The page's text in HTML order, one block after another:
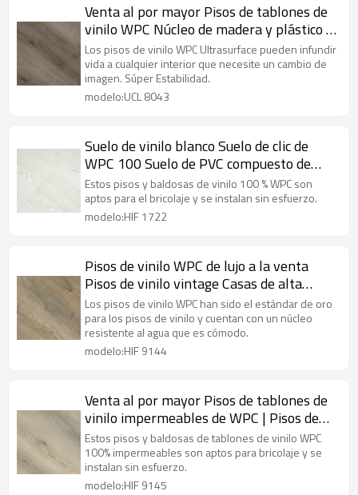
Venta al por mayor Pisos de tablones de
vinilo WPC Núcleo de madera y plástico |
Fabricante de pisos de PVC | Duradero
Impermeable Respetuoso con el medio
ambiente Comodidad UCL 8043
Los pisos de vinilo WPC Ultrasurface pueden infundir
vida a cualquier interior que necesite un cambio de
imagen. Súper Estabilidad.
modelo:UCL 8043
Suelo de vinilo blanco Suelo de clic de
WPC 100 Suelo de PVC compuesto de
plástico de madera impermeable para
interiores | Salón Casa HIF 1722
Estos pisos y baldosas de vinilo 100 % WPC son
aptos para el bricolaje y se instalan sin esfuerzo.
modelo:HIF 1722
Pisos de vinilo WPC de lujo a la venta
Pisos de vinilo vintage Casas de alta
gama compuestas de madera y plástico |
Baldosas de suelo de vinilo cálido que
absorben el sonido HIF 9144
Los pisos de vinilo WPC han sido el estándar de oro
para los pisos de vinilo y cuentan con un núcleo
resistente al agua que es cómodo.
modelo:HIF 9144
Venta al por mayor Pisos de tablones de
vinilo impermeables de WPC | Pisos de
baldosas de vinilo de lujo | Fabricante de
pisos al por mayor Diseño innovador
Confort HIF 9145
Estos pisos y baldosas de tablones de vinilo WPC
100% impermeables son aptos para bricolaje y se
instalan sin esfuerzo.
modelo:HIF 9145